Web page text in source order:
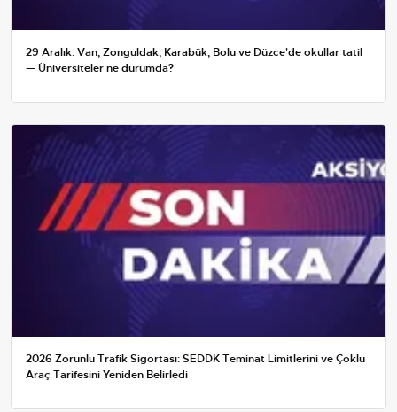
29 Aralık: Van, Zonguldak, Karabük, Bolu ve Düzce'de okullar tatil
— Üniversiteler ne durumda?
2026 Zorunlu Trafik Sigortası: SEDDK Teminat Limitlerini ve Çoklu
Araç Tarifesini Yeniden Belirledi